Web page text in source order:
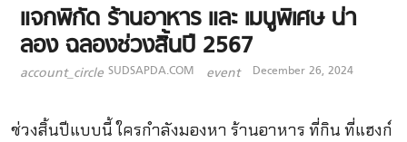
แจกพิกัด ร้านอาหาร และ เมนูพิเศษ น่า
ลอง ฉลองช่วงสิ้นปี 2567
account_circle SUDSAPDA.COM event December 26, 2024
ช่วงสิ้นปีแบบนี้ ใครกำลังมองหา ร้านอาหาร ที่กิน ที่แฮงก์